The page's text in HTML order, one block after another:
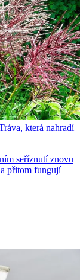
která nahradí
seříznutí znovu
a přitom fungují